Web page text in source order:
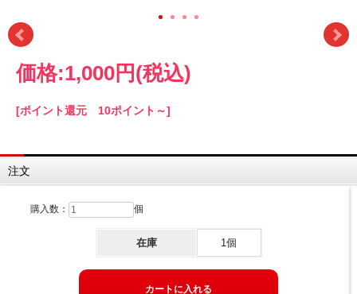
価格:1,000円 (税込)
[ポイント還元 10ポイント～]
注文
購入数： 個
在庫 1個